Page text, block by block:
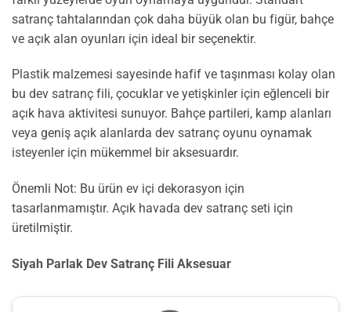
satranç tahtalarından çok daha büyük olan bu figür, bahçe
ve açık alan oyunları için ideal bir seçenektir.
Plastik malzemesi sayesinde hafif ve taşınması kolay olan
bu dev satranç fili, çocuklar ve yetişkinler için eğlenceli bir
açık hava aktivitesi sunuyor. Bahçe partileri, kamp alanları
veya geniş açık alanlarda dev satranç oyunu oynamak
isteyenler için mükemmel bir aksesuardır.
Önemli Not: Bu ürün ev içi dekorasyon için
tasarlanmamıştır. Açık havada dev satranç seti için
üretilmiştir.
Siyah Parlak Dev Satranç Fili Aksesuar